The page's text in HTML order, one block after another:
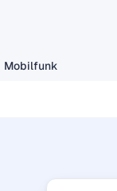
Mobilfunk